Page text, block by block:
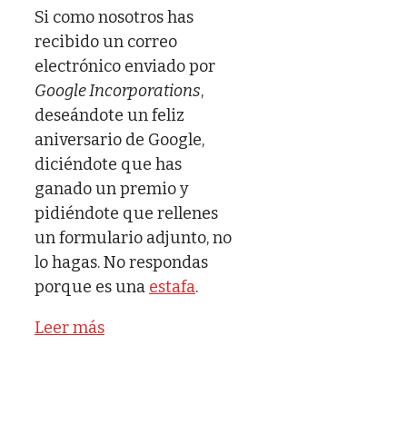
Si como nosotros has
recibido un correo
electrónico enviado por
Google Incorporations,
deseándote un feliz
aniversario de Google,
diciéndote que has
ganado un premio y
pidiéndote que rellenes
un formulario adjunto, no
lo hagas. No respondas
porque es una estafa.
Leer más